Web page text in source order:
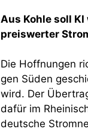
Aus Kohle soll
preiswerter
Die Hoffnungen
gen Süden
wird. Der
dafür im
deutsche